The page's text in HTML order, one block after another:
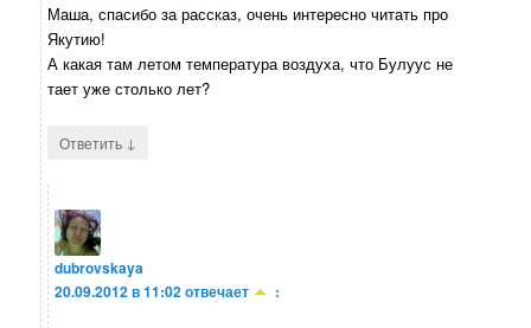
Маша, спасибо за рассказ, очень интересно читать про
Якутию!
А какая там летом температура воздуха, что Булуус не
тает уже столько лет?
Ответить ↓
dubrovskaya
20.09.2012 в 11:02отвечает :